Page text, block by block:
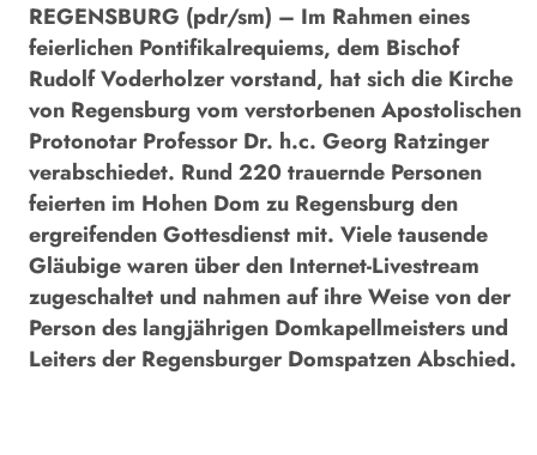
REGENSBURG (pdr/sm) – Im Rahmen eines
feierlichen Pontifikalrequiems, dem Bischof
Rudolf Voderholzer vorstand, hat sich die Kirche
von Regensburg vom verstorbenen Apostolischen
Protonotar Professor Dr. h.c. Georg Ratzinger
verabschiedet. Rund 220 trauernde Personen
feierten im Hohen Dom zu Regensburg den
ergreifenden Gottesdienst mit. Viele tausende
Gläubige waren über den Internet-Livestream
zugeschaltet und nahmen auf ihre Weise von der
Person des langjährigen Domkapellmeisters und
Leiters der Regensburger Domspatzen Abschied.